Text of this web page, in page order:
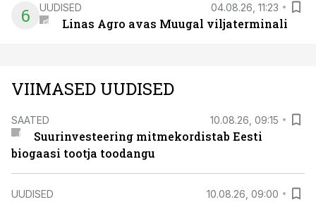
6 UUDISED 04.08.26, 11:23
Linas Agro avas Muugal viljaterminali
VIIMASED UUDISED
SAATED 10.08.26, 09:15
Suurinvesteering mitmekordistab Eesti
biogaasi tootja toodangu
UUDISED 10.08.26, 09:00